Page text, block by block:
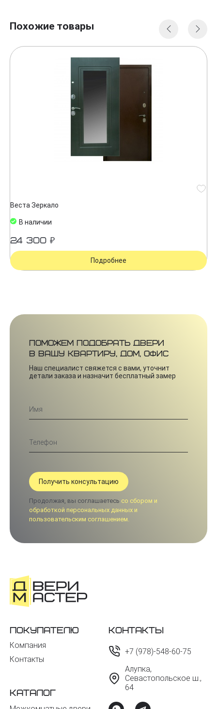
Похожие товары
Веста Зеркало
В наличии
24 300 ₽
Подробнее
Поможем подобрать двери
в вашу квартиру, дом, офис
Наш специалист свяжется с вами, уточнит
детали заказа и назначит бесплатный замер
Продолжая, вы соглашаетесь со сбором и
обработкой персональных данных и
пользовательским соглашением.
Покупателю
Компания
Контакты
Каталог
Контакты
+7 (978)-548-60-75
Алупка,
Севастопольское ш.,
64